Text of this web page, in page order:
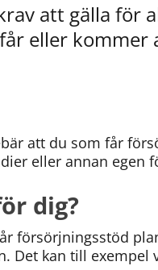
att gälla för
eller kommer
att du som får
eller annan egen
dig?
försörjningsstöd
Det kan till exempel